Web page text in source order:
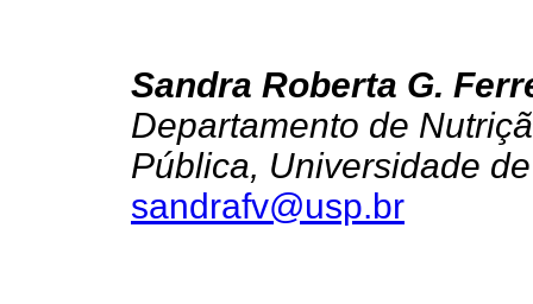
Sandra Roberta G.
Departamento de
Pública, Universidade
sandrafv@usp.br